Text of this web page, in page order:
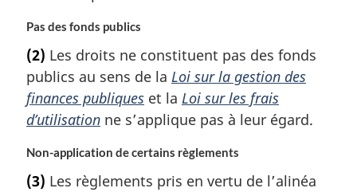
Pas des fonds publics
(2) Les droits ne constituent pas des fonds
publics au sens de la Loi sur la gestion des
finances publiques et la Loi sur les frais
d’utilisation ne s’applique pas à leur égard.
Non-application de certains règlements
(3) Les règlements pris en vertu de l’alinéa